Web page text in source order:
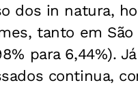
dos in natura,
tanto em São
para 6,44%).
continua,